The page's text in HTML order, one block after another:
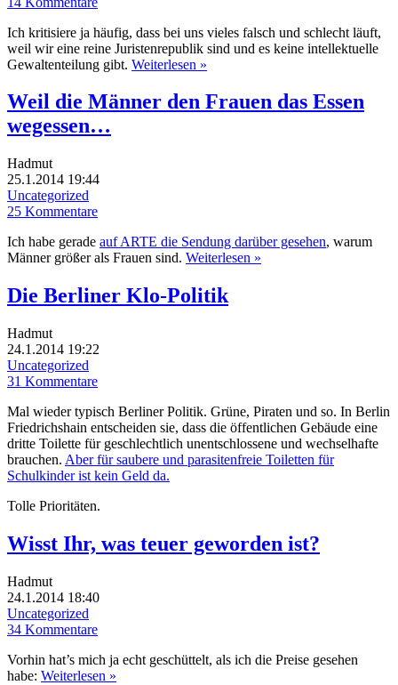
Ich kritisiere ja häufig, dass bei uns vieles falsch und schlecht läuft,
weil wir eine reine Juristenrepublik sind und es keine intellektuelle
Gewaltenteilung gibt. Weiterlesen »
Weil die Männer den Frauen das Essen
wegessen…
Hadmut
25.1.2014 19:44
Uncategorized
25 Kommentare
Ich habe gerade auf ARTE die Sendung darüber gesehen, warum
Männer größer als Frauen sind. Weiterlesen »
Die Berliner Klo-Politik
Hadmut
24.1.2014 19:22
Uncategorized
31 Kommentare
Mal wieder typisch Berliner Politik. Grüne, Piraten und so. In Berlin
Friedrichshain entscheiden sie, dass die öffentlichen Gebäude eine
dritte Toilette für geschlechtlich unentschlossene und wechselhafte
brauchen. Aber für saubere und parasitenfreie Toiletten für
Schulkinder ist kein Geld da.
Tolle Prioritäten.
Wisst Ihr, was teuer geworden ist?
Hadmut
24.1.2014 18:40
Uncategorized
34 Kommentare
Vorhin hat’s mich ja echt geschüttelt, als ich die Preise gesehen
habe: Weiterlesen »